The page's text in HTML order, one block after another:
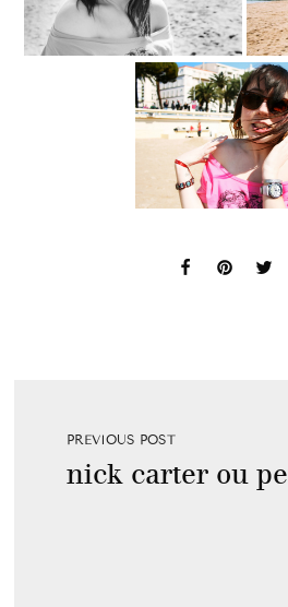
PREVIOUS POST
nick carter ou